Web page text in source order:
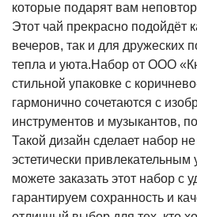
которые подарят вам
Этот чай прекрасно подойдёт
вечеров, так и для дружеских
тепла и уюта.Набор от ООО
стильной упаковке с
гармонично сочетаются с
инструментов и музыкантов,
Такой дизайн сделает набор
эстетически
можете заказать этот набор с
гарантируем сохранность и